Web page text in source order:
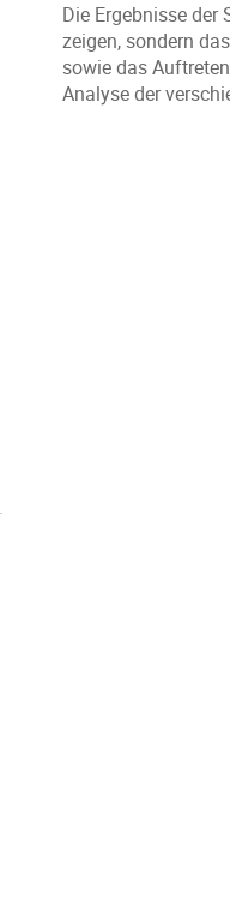
Die Ergebnisse
zeigen, sondern
sowie das
Analyse der